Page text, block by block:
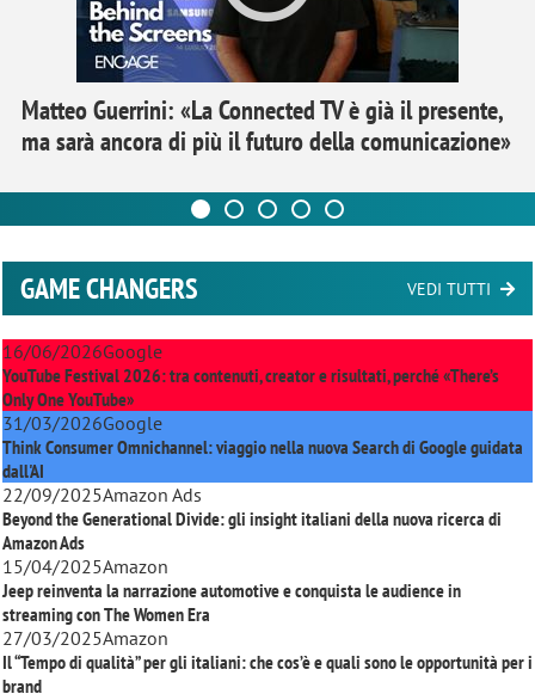
Matteo Guerrini: «La Connected TV è già il presente,
ma sarà ancora di più il futuro della comunicazione»
GAME CHANGERS VEDI TUTTI
16/06/2026Google
YouTube Festival 2026: tra contenuti, creator e risultati, perché «There’s
Only One YouTube»
31/03/2026Google
Think Consumer Omnichannel: viaggio nella nuova Search di Google guidata
dall'AI
22/09/2025Amazon Ads
Beyond the Generational Divide: gli insight italiani della nuova ricerca di
Amazon Ads
15/04/2025Amazon
Jeep reinventa la narrazione automotive e conquista le audience in
streaming conThe Women Era
27/03/2025Amazon
Il “Tempo di qualità” per gli italiani: che cos’è e quali sono le opportunità per i
brand